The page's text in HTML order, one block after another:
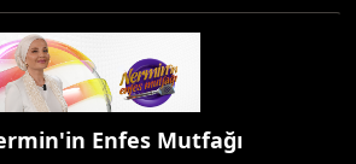
Enfes Mutfağı